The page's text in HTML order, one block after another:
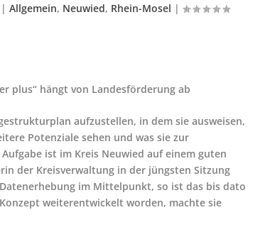
|Allgemein, Neuwied, Rhein-Mosel |
plus“ hängt von Landesförderung ab
aufzustellen, in dem sie ausweisen,
Potenziale sehen und was sie zur
ist im Kreis Neuwied auf einem guten
der Kreisverwaltung in der jüngsten Sitzung
im Mittelpunkt, so ist das bis dato
weiterentwickelt worden, machte sie